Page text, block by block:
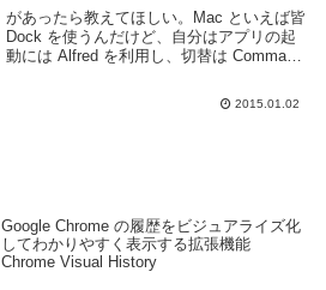
があったら教えてほしい。Mac といえば皆
Dock を使うんだけど、自分はアプリの起
動には Alfred を利用し、切替は Command
2015.01.02
Google Chrome の履歴をビジュアライズ化
してわかりやすく表示する拡張機能
Chrome Visual History